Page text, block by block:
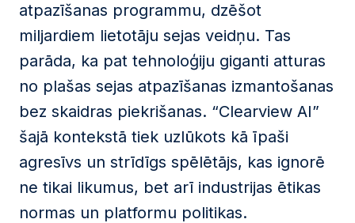
atpazīšanas programmu, dzēšot
miljardiem lietotāju sejas veidņu. Tas
parāda, ka pat tehnoloģiju giganti atturas
no plašas sejas atpazīšanas izmantošanas
bez skaidras piekrišanas. “Clearview AI”
šajā kontekstā tiek uzlūkots kā īpaši
agresīvs un strīdīgs spēlētājs, kas ignorē
ne tikai likumus, bet arī industrijas ētikas
normas un platformu politikas.